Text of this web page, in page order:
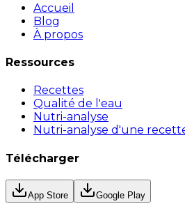
Accueil
Blog
À propos
Ressources
Recettes
Qualité de l'eau
Nutri-analyse
Nutri-analyse d'une
Télécharger
App Store Google Play